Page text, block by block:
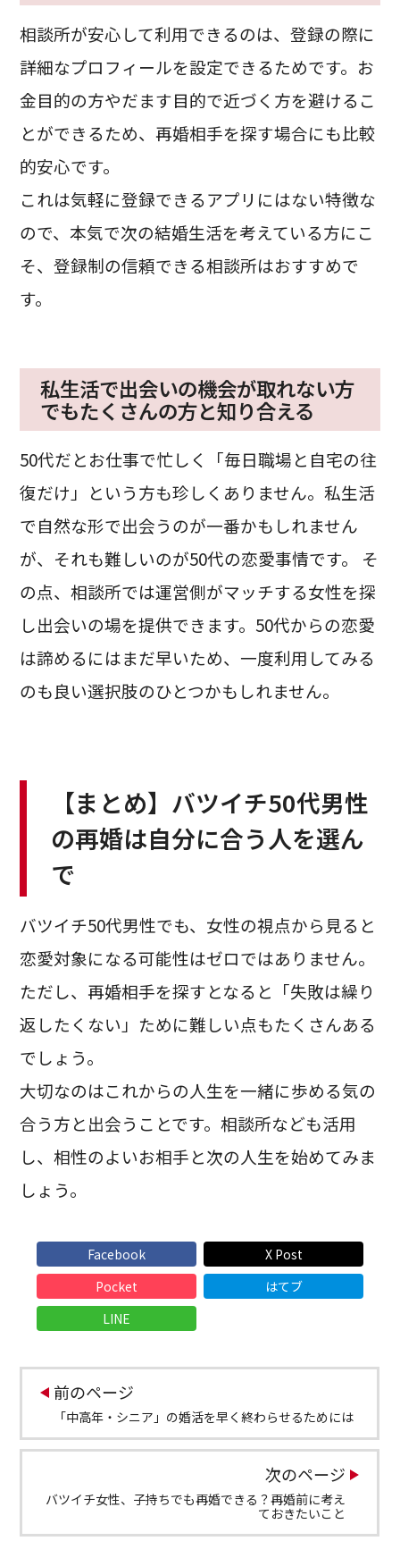
相談所が安心して利用できるのは、登録の際に
詳細なプロフィールを設定できるためです。お
金目的の方やだます目的で近づく方を避けるこ
とができるため、再婚相手を探す場合にも比較
的安心です。
これは気軽に登録できるアプリにはない特徴な
ので、本気で次の結婚生活を考えている方にこ
そ、登録制の信頼できる相談所はおすすめで
す。
私生活で出会いの機会が取れない方
でもたくさんの方と知り合える
50代だとお仕事で忙しく「毎日職場と自宅の往
復だけ」という方も珍しくありません。私生活
で自然な形で出会うのが一番かもしれません
が、それも難しいのが50代の恋愛事情です。 そ
の点、相談所では運営側がマッチする女性を探
し出会いの場を提供できます。50代からの恋愛
は諦めるにはまだ早いため、一度利用してみる
のも良い選択肢のひとつかもしれません。
【まとめ】バツイチ50代男性
の再婚は自分に合う人を選ん
で
バツイチ50代男性でも、女性の視点から見ると
恋愛対象になる可能性はゼロではありません。
ただし、再婚相手を探すとなると「失敗は繰り
返したくない」ために難しい点もたくさんある
でしょう。
大切なのはこれからの人生を一緒に歩める気の
合う方と出会うことです。相談所なども活用
し、相性のよいお相手と次の人生を始めてみま
しょう。
Facebook
X Post
Pocket
はてブ
LINE
前のページ
「中高年・シニア」の婚活を早く終わらせるためには
次のページ
バツイチ女性、子持ちでも再婚できる？再婚前に考え
ておきたいこと